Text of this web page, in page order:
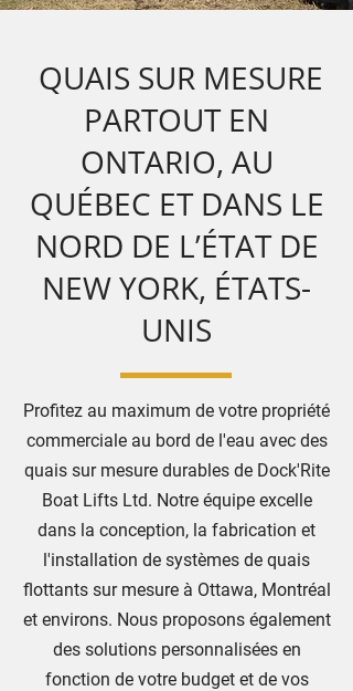
QUAIS SUR MESURE
PARTOUT EN
ONTARIO, AU
QUÉBEC ET DANS LE
NORD DE L’ÉTAT DE
NEW YORK, ÉTATS-
UNIS
Profitez au maximum de votre propriété
commerciale au bord de l'eau avec des
quais sur mesure durables de Dock'Rite
Boat Lifts Ltd. Notre équipe excelle
dans la conception, la fabrication et
l'installation de systèmes de quais
flottants sur mesure à Ottawa, Montréal
et environs. Nous proposons également
des solutions personnalisées en
fonction de votre budget et de vos